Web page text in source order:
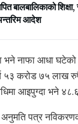
बालबालिकाको
अन्तरिम आदेश
भने नाफा आधा
करोड ७५ लाख
आइपुग्दा भने
पत्र